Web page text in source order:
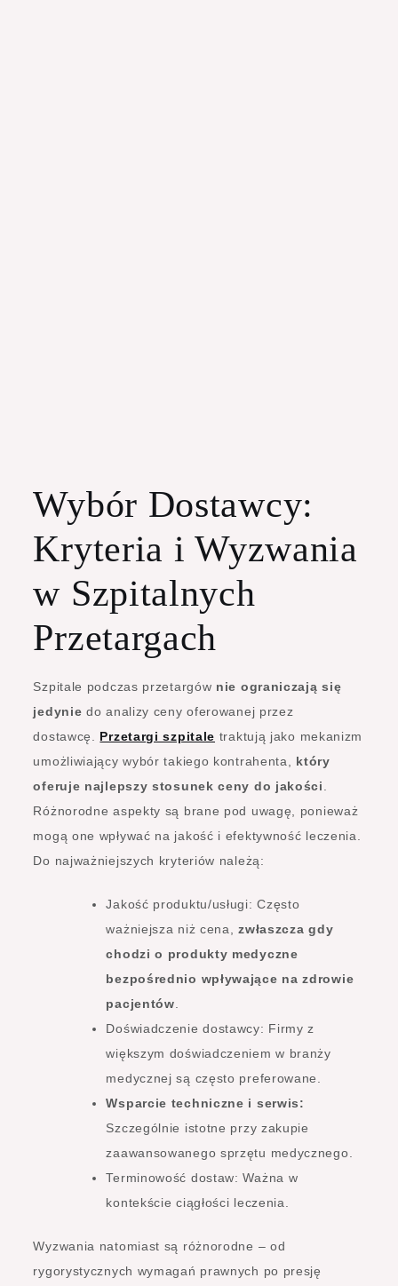
Wybór Dostawcy:
Kryteria i Wyzwania
w Szpitalnych
Przetargach
Szpitale podczas przetargów nie ograniczają się
jedynie do analizy ceny oferowanej przez
dostawcę. Przetargi szpitale traktują jako mekanizm
umożliwiający wybór takiego kontrahenta, który
oferuje najlepszy stosunek ceny do jakości
Różnorodne aspekty są brane pod uwagę, ponieważ
mogą one wpływać na jakość i efektywność leczenia.
Do najważniejszych kryteriów należą:
Jakość produktu/usługi: Często
ważniejsza niż cena,
zwłaszcza gdy
chodzi o produkty medyczne
bezpośrednio wpływające na zdrowie
pacjentów
Doświadczenie dostawcy: Firmy z
większym doświadczeniem w branży
medycznej są często preferowane.
Wsparcie techniczne i serwis:
Szczególnie istotne przy zakupie
zaawansowanego sprzętu medycznego.
Terminowość dostaw: Ważna w
kontekście ciągłości leczenia.
Wyzwania natomiast są różnorodne – od
rygorystycznych wymagań prawnych po presję